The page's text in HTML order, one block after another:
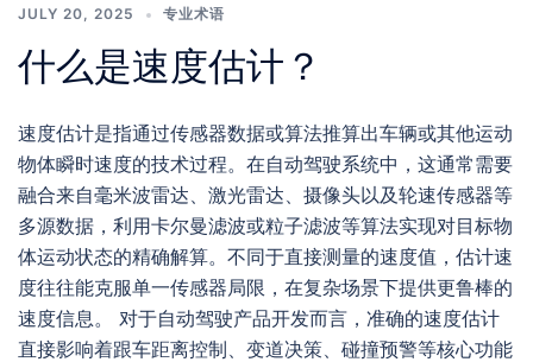
JULY 20, 2025 专业术语
什么是速度估计？
速度估计是指通过传感器数据或算法推算出车辆或其他运动
物体瞬时速度的技术过程。在自动驾驶系统中，这通常需要
融合来自毫米波雷达、激光雷达、摄像头以及轮速传感器等
多源数据，利用卡尔曼滤波或粒子滤波等算法实现对目标物
体运动状态的精确解算。不同于直接测量的速度值，估计速
度往往能克服单一传感器局限，在复杂场景下提供更鲁棒的
速度信息。 对于自动驾驶产品开发而言，准确的速度估计
直接影响着跟车距离控制、变道决策、碰撞预警等核心功能